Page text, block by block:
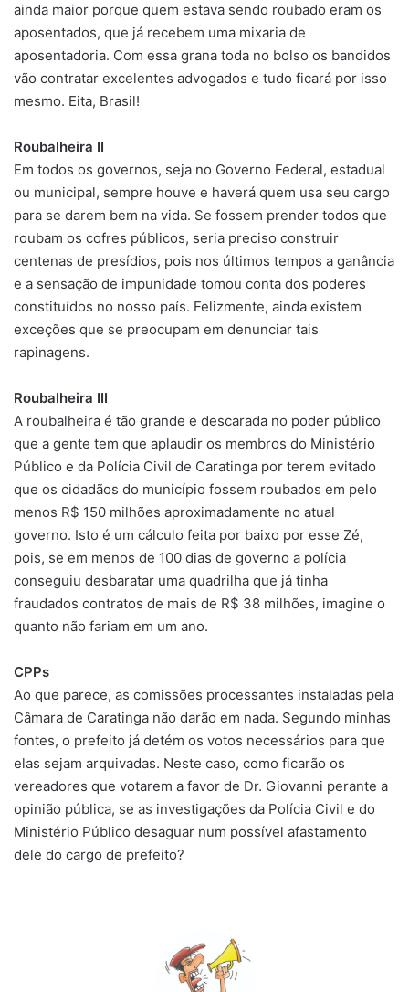
ainda maior porque quem estava sendo roubado eram os
aposentados, que já recebem uma mixaria de
aposentadoria. Com essa grana toda no bolso os bandidos
vão contratar excelentes advogados e tudo ficará por isso
mesmo. Eita, Brasil!
Roubalheira II
Em todos os governos, seja no Governo Federal, estadual
ou municipal, sempre houve e haverá quem usa seu cargo
para se darem bem na vida. Se fossem prender todos que
roubam os cofres públicos, seria preciso construir
centenas de presídios, pois nos últimos tempos a ganância
e a sensação de impunidade tomou conta dos poderes
constituídos no nosso país. Felizmente, ainda existem
exceções que se preocupam em denunciar tais
rapinagens.
Roubalheira III
A roubalheira é tão grande e descarada no poder público
que a gente tem que aplaudir os membros do Ministério
Público e da Polícia Civil de Caratinga por terem evitado
que os cidadãos do município fossem roubados em pelo
menos R$ 150 milhões aproximadamente no atual
governo. Isto é um cálculo feita por baixo por esse Zé,
pois, se em menos de 100 dias de governo a polícia
conseguiu desbaratar uma quadrilha que já tinha
fraudados contratos de mais de R$ 38 milhões, imagine o
quanto não fariam em um ano.
CPPs
Ao que parece, as comissões processantes instaladas pela
Câmara de Caratinga não darão em nada. Segundo minhas
fontes, o prefeito já detém os votos necessários para que
elas sejam arquivadas. Neste caso, como ficarão os
vereadores que votarem a favor de Dr. Giovanni perante a
opinião pública, se as investigações da Polícia Civil e do
Ministério Público desaguar num possível afastamento
dele do cargo de prefeito?